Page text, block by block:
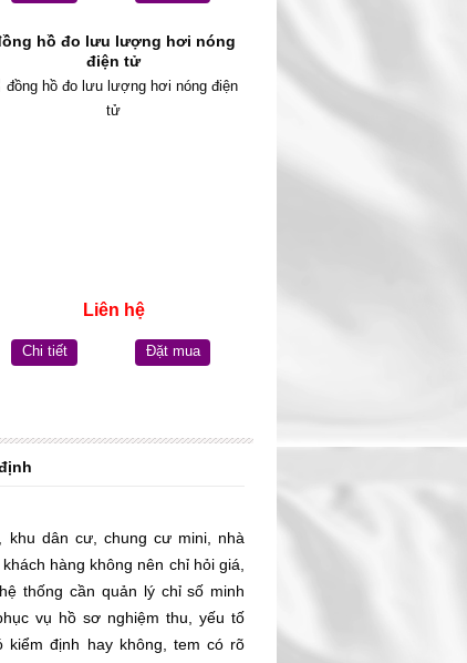
hồ đo lưu lượng hơi nóng
điện tử
Liên hệ
Chi tiết Đặt mua
dân cư, chung cư mini, nhà
hàng không nên chỉ hỏi giá,
thống cần quản lý chỉ số minh
vụ hồ sơ nghiệm thu, yếu tố
định hay không, tem có rõ